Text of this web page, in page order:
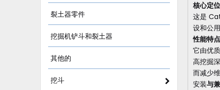
裂土器零件
挖掘机铲斗和裂土器
其他的
挖斗
核心定位
这是
设和公
性能特点
它由优
高挖掘
而减少
安装与